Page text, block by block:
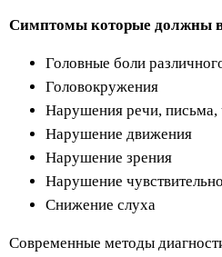
Симптомы которые должны
Головные боли
Головокружения
Нарушения речи, письма,
Нарушение движения
Нарушение зрения
Нарушение
Снижение слуха
Современные методы